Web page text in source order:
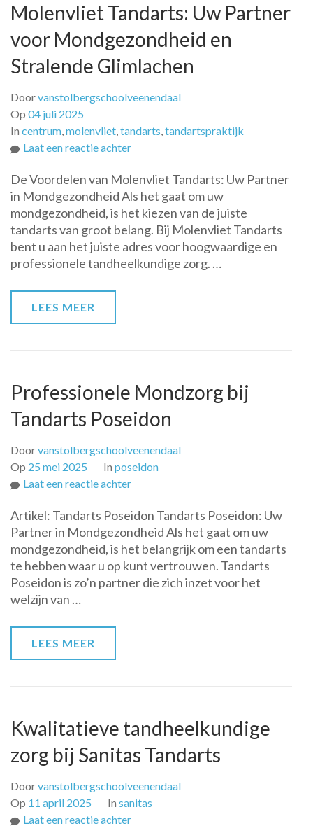
Molenvliet Tandarts: Uw Partner
voor Mondgezondheid en
Stralende Glimlachen
Doorvanstolbergschoolveenendaal
Op 04 juli 2025
In centrum,molenvliet,tandarts,tandartspraktijk
Laat een reactie achterop
Tandarts:
Uw
Partner
voor
Mondgezondheid
en
De Voordelen van Molenvliet Tandarts: Uw Partner
in Mondgezondheid Als het gaat om uw
mondgezondheid, is het kiezen van de juiste
tandarts van groot belang. Bij Molenvliet Tandarts
bent u aan het juiste adres voor hoogwaardige en
professionele tandheelkundige zorg. …
LEES MEER
Professionele Mondzorg bij
Tandarts Poseidon
Doorvanstolbergschoolveenendaal
Op 25 mei 2025 In poseidon
Laat een reactie achterop
Mondzorg
bij
Tandarts
Poseidon
Artikel: Tandarts Poseidon Tandarts Poseidon: Uw
Partner in Mondgezondheid Als het gaat om uw
mondgezondheid, is het belangrijk om een tandarts
te hebben waar u op kunt vertrouwen. Tandarts
Poseidon is zo’n partner die zich inzet voor het
welzijn van …
LEES MEER
Kwalitatieve tandheelkundige
zorg bij Sanitas Tandarts
Doorvanstolbergschoolveenendaal
Op 11 april 2025 In sanitas
Laat een reactie achterop